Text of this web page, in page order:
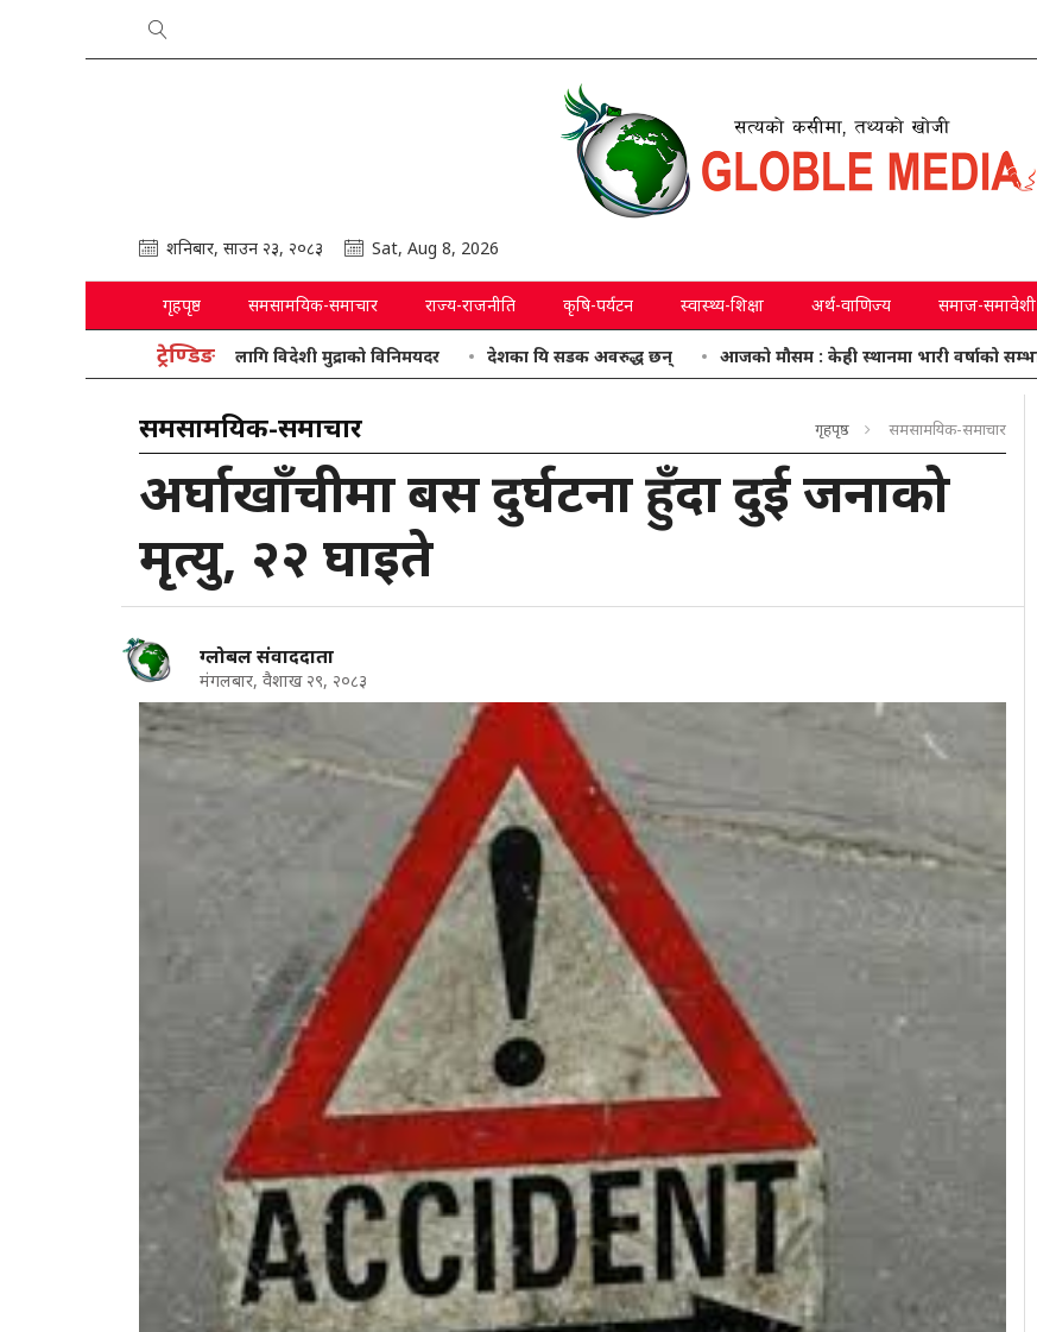
शनिबार, साउन २३, २०८३ Sat, Aug 8, 2026
गृहपृष्ठ समसामयिक-समाचार राज्य-राजनीति कृषि-पर्यटन स्वास्थ्य-शिक्षा अर्थ-वाणिज्य समाज-समावेशी
ट्रेण्डिङ
शनिबारका लागि विदेशी मुद्राको विनिमयदर देशका यि सडक अवरुद्ध छन् आजको मौसम : केही स्थानमा भारी वर्षाको सम्भावना
समसामयिक-समाचार गृहपृष्ठ समसामयिक-समाचार
अर्घाखाँचीमा बस दुर्घटना हुँदा दुई जनाको
मृत्यु, २२ घाइते
ग्लोबल संवाददाता
मंगलबार, वैशाख २९, २०८३